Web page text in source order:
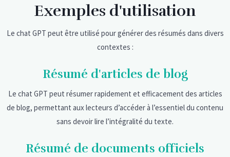
Exemples d'utilisation
Le chat GPT peut être utilisé pour générer des résumés dans divers
contextes :
Résumé d'articles de blog
Le chat GPT peut résumer rapidement et efficacement des articles
de blog, permettant aux lecteurs d’accéder à l’essentiel du contenu
sans devoir lire l’intégralité du texte.
Résumé de documents officiels